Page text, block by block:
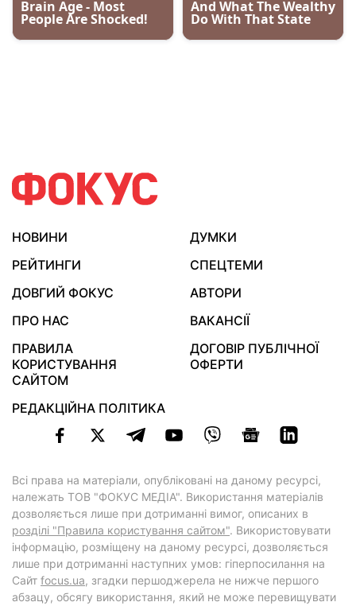
НОВИНИ
ДУМКИ
РЕЙТИНГИ
СПЕЦТЕМИ
ДОВГИЙ ФОКУС
АВТОРИ
ПРО НАС
ВАКАНСІЇ
ПРАВИЛА
КОРИСТУВАННЯ
САЙТОМ
ДОГОВІР ПУБЛІЧНОЇ
ОФЕРТИ
РЕДАКЦІЙНА ПОЛІТИКА
Всі права на матеріали, опубліковані на даному ресурсі,
належать ТОВ "ФОКУС МЕДІА". Використання матеріалів
дозволяється лише при дотриманні вимог, описаних в
розділі "Правила користування сайтом". Використовувати
інформацію, розміщену на даному ресурсі, дозволяється
лише при дотриманні наступних умов: гіперпосилання на
Cайт focus.ua, згадки першоджерела не нижче першого
абзацу, обсягу використання, який не може перевищувати